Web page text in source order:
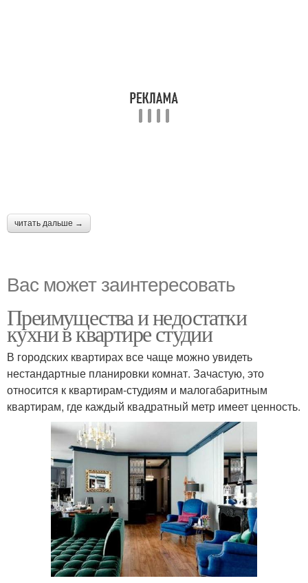
читать дальше →
Вас может заинтересовать
Преимущества и недостатки
кухни в квартире студии
В городских квартирах все чаще можно увидеть
нестандартные планировки комнат. Зачастую, это
относится к квартирам-студиям и малогабаритным
квартирам, где каждый квадратный метр имеет ценность.